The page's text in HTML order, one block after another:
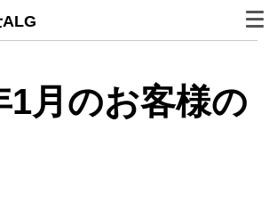
1月のお客様の